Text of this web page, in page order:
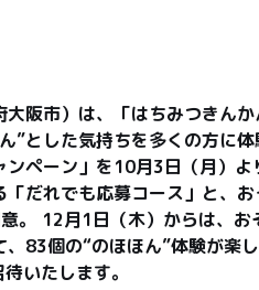
阪市）は、「はちみつきん
”とした気持ちを多くの方に
ペーン」を10月3日（月）
だれでも応募コース」と、
。 12月1日（木）からは、お
83個の“のほほん”体験が楽